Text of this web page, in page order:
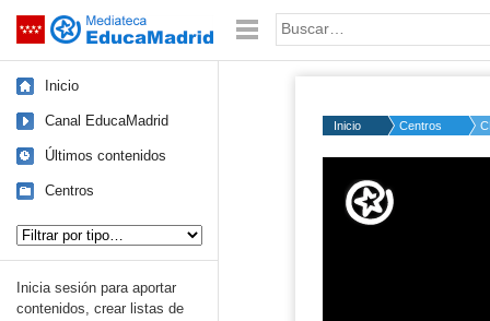
Saltar navegación Palabra o frase:
Inicio
Canal EducaMadrid
Últimos contenidos
Centros
Inicia sesión para aportar
contenidos, crear listas de
Inicio Centros
50%